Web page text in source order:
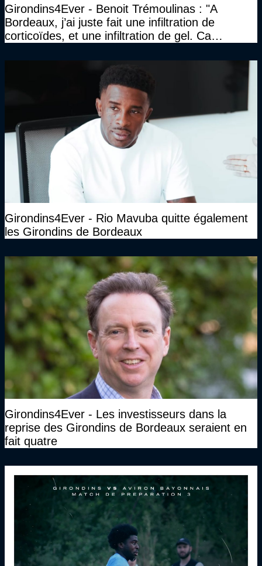
Girondins4Ever - Benoit Trémoulinas : "A
Bordeaux, j’ai juste fait une infiltration de
corticoïdes, et une infiltration de gel. Ca
Girondins4Ever - Rio Mavuba quitte également
les Girondins de Bordeaux
Girondins4Ever - Les investisseurs dans la
reprise des Girondins de Bordeaux seraient en
fait quatre